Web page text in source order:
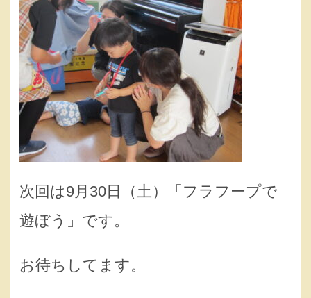
次回は9月30日（土）「フラフープで
遊ぼう」です。
お待ちしてます。